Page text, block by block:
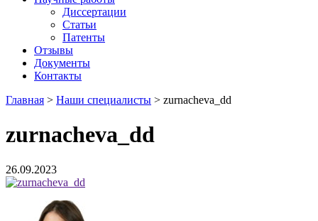
Диссертации
Статьи
Патенты
Отзывы
Документы
Контакты
Главная > Наши специалисты > zurnacheva_dd
zurnacheva_dd
26.09.2023